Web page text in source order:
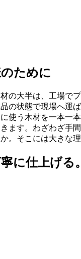
ために
の大半は、工場で
の状態で現場へ運
使う木材を一本一
ます。わざわざ手
。そこには大きな理
に仕上げる。